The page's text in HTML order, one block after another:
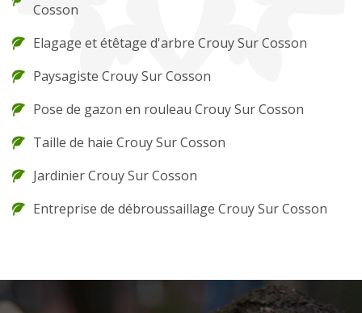
Cosson
Elagage et étêtage d'arbre Crouy Sur Cosson
Paysagiste Crouy Sur Cosson
Pose de gazon en rouleau Crouy Sur Cosson
Taille de haie Crouy Sur Cosson
Jardinier Crouy Sur Cosson
Entreprise de débroussaillage Crouy Sur Cosson